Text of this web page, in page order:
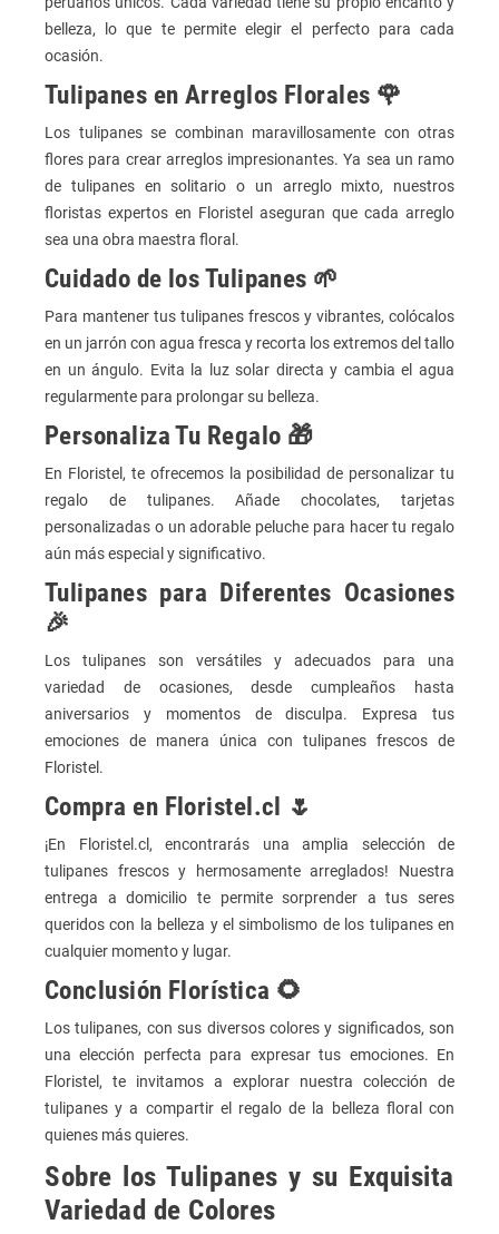
belleza, lo que te permite elegir el perfecto para cada
ocasión.
Tulipanes en Arreglos Florales 🌹
Los tulipanes se combinan maravillosamente con otras
flores para crear arreglos impresionantes. Ya sea un ramo
de tulipanes en solitario o un arreglo mixto, nuestros
floristas expertos en Floristel aseguran que cada arreglo
sea una obra maestra floral.
Cuidado de los Tulipanes 🌱
Para mantener tus tulipanes frescos y vibrantes, colócalos
en un jarrón con agua fresca y recorta los extremos del tallo
en un ángulo. Evita la luz solar directa y cambia el agua
regularmente para prolongar su belleza.
Personaliza Tu Regalo 🎁
En Floristel, te ofrecemos la posibilidad de personalizar tu
regalo de tulipanes. Añade chocolates, tarjetas
personalizadas o un adorable peluche para hacer tu regalo
aún más especial y significativo.
Tulipanes para Diferentes Ocasiones
🎉
Los tulipanes son versátiles y adecuados para una
variedad de ocasiones, desde cumpleaños hasta
aniversarios y momentos de disculpa. Expresa tus
emociones de manera única con tulipanes frescos de
Floristel.
Compra en Floristel.cl 🌷
¡En Floristel.cl, encontrarás una amplia selección de
tulipanes frescos y hermosamente arreglados! Nuestra
entrega a domicilio te permite sorprender a tus seres
queridos con la belleza y el simbolismo de los tulipanes en
cualquier momento y lugar.
Conclusión Florística 🌻
Los tulipanes, con sus diversos colores y significados, son
una elección perfecta para expresar tus emociones. En
Floristel, te invitamos a explorar nuestra colección de
tulipanes y a compartir el regalo de la belleza floral con
quienes más quieres.
Sobre los Tulipanes y su Exquisita
Variedad de Colores